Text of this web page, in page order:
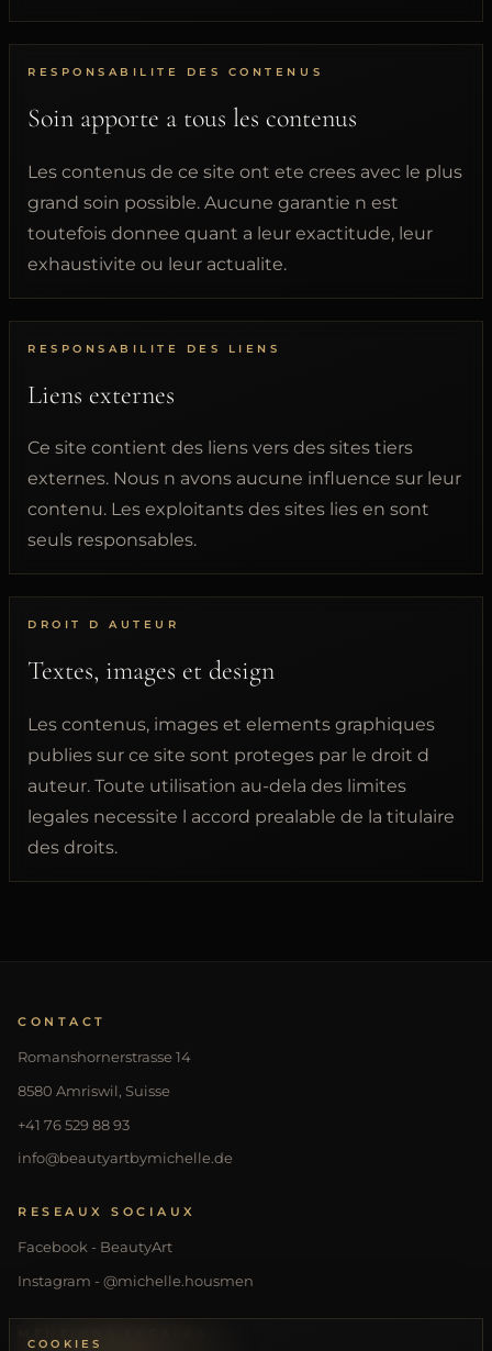
RESPONSABILITE DES CONTENUS
Soin apporte a tous les contenus
Les contenus de ce site ont ete crees avec le plus
grand soin possible. Aucune garantie n est
toutefois donnee quant a leur exactitude, leur
exhaustivite ou leur actualite.
RESPONSABILITE DES LIENS
Liens externes
Ce site contient des liens vers des sites tiers
externes. Nous n avons aucune influence sur leur
contenu. Les exploitants des sites lies en sont
seuls responsables.
DROIT D AUTEUR
Textes, images et design
Les contenus, images et elements graphiques
publies sur ce site sont proteges par le droit d
auteur. Toute utilisation au-dela des limites
legales necessite l accord prealable de la titulaire
des droits.
COOKIES
CONTACT
Romanshornerstrasse 14
8580 Amriswil, Suisse
+41 76 529 88 93
info@beautyartbymichelle.de
RESEAUX SOCIAUX
Facebook - BeautyArt
Instagram - @michelle.housmen